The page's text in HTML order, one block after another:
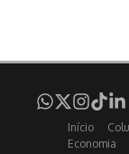
Início
Economia